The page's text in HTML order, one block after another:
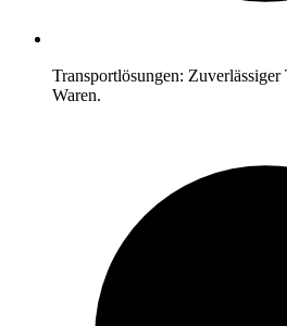
Transportlösungen:
Waren.